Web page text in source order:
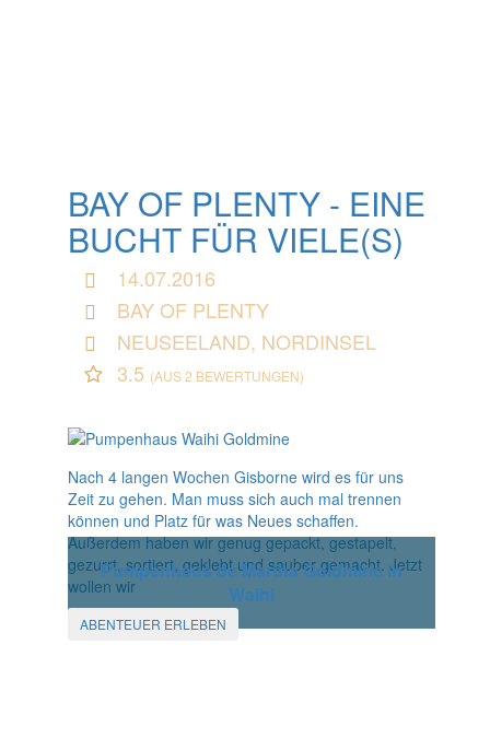
BAY OF PLENTY - EINE
BUCHT FÜR VIELE(S)
14.07.2016
BAY OF PLENTY
NEUSEELAND, NORDINSEL
3.5 (AUS 2 BEWERTUNGEN)
Pumpenhaus de Martha Goldmine in
Waihi
Nach 4 langen Wochen Gisborne wird es für uns
Zeit zu gehen. Man muss sich auch mal trennen
können und Platz für was Neues schaffen.
Außerdem haben wir genug gepackt, gestapelt,
gezurrt, sortiert, geklebt und sauber gemacht. Jetzt
wollen wir
ABENTEUER ERLEBEN